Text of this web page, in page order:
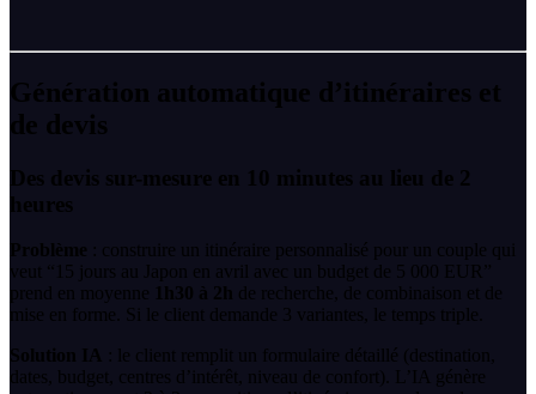
Génération automatique d’itinéraires et
de devis
Des devis sur-mesure en 10 minutes au lieu de 2
heures
Problème : construire un itinéraire personnalisé pour un couple qui
veut “15 jours au Japon en avril avec un budget de 5 000 EUR”
prend en moyenne 1h30 à 2h de recherche, de combinaison et de
mise en forme. Si le client demande 3 variantes, le temps triple.
Solution IA
: le client remplit un formulaire détaillé (destination,
dates, budget, centres d’intérêt, niveau de confort). L’IA génère